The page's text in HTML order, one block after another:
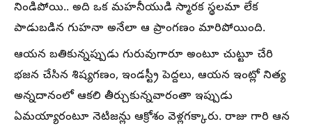
నిండిపోయి.. అది ఒక మహనీయుడి స్మారక స్థలమా లేక
పాడుబడిన గుహనా అనేలా ఆ ప్రాంగణం మారిపోయింది.
ఆయన బతికున్నప్పుడు గురువుగారూ అంటూ చుట్టూ చేరి
భజన చేసిన శిష్యగణం, ఇండస్ట్రీ పెద్దలు, ఆయన ఇంట్లో నిత్య
అన్నదానంలో ఆకలి తీర్చుకున్నవారంతా ఇప్పుడు
ఏమయ్యారంటూ నెటిజన్లు ఆక్రోశం వెళ్లగక్కారు. రాజు గారి ఆన